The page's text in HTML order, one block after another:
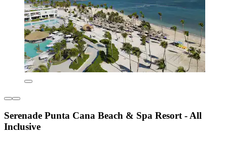
Serenade Punta Cana Beach & Spa Resort - All
Inclusive